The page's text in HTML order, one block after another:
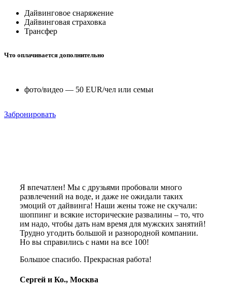
Дайвинговое снаряжение
Дайвинговая страховка
Трансфер
Что оплачивается дополнительно
фото/видео — 50 EUR/чел или семьи
Забронировать
Я впечатлен! Мы с друзьями пробовали много
развлечений на воде, и даже не ожидали таких
эмоций от дайвинга! Наши жены тоже не скучали:
шоппинг и всякие исторические развалины – то, что
им надо, чтобы дать нам время для мужских занятий!
Трудно угодить большой и разнородной компании.
Но вы справились с нами на все 100!
Большое спасибо. Прекрасная работа!
Сергей и Ко., Москва